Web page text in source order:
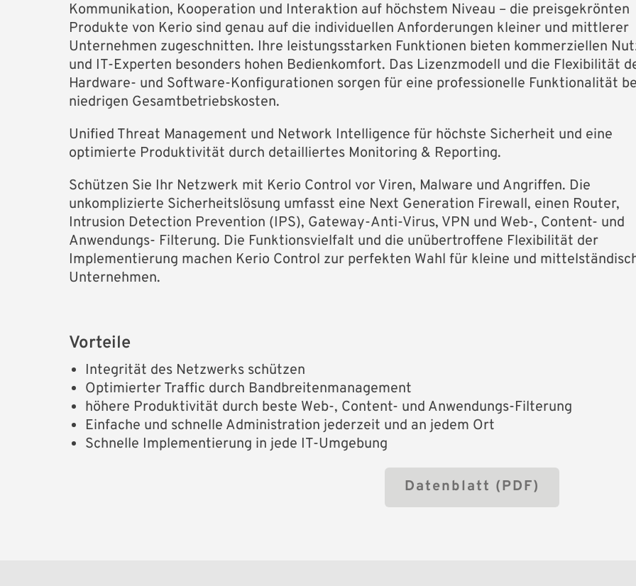
Kommunikation, Kooperation und Interaktion auf höchstem Niveau – die preisgekrönten
Produkte von Kerio sind genau auf die individuellen Anforderungen kleiner und mittlerer
Unternehmen zugeschnitten. Ihre leistungsstarken Funktionen bieten kommerziellen
und IT-Experten besonders hohen Bedienkomfort. Das Lizenzmodell und die Flexibilität
Hardware- und Software-Konfigurationen sorgen für eine professionelle Funktionalität
niedrigen Gesamtbetriebskosten.
Unified Threat Management und Network Intelligence für höchste Sicherheit und eine
optimierte Produktivität durch detailliertes Monitoring & Reporting.
Schützen Sie Ihr Netzwerk mit Kerio Control vor Viren, Malware und Angriffen. Die
unkomplizierte Sicherheitslösung umfasst eine Next Generation Firewall, einen Router,
Intrusion Detection Prevention (IPS), Gateway-Anti-Virus, VPN und Web-, Content- und
Anwendungs- Filterung. Die Funktionsvielfalt und die unübertroffene Flexibilität der
Implementierung machen Kerio Control zur perfekten Wahl für kleine und
Unternehmen.
Vorteile
Integrität des Netzwerks schützen
Optimierter Traffic durch Bandbreitenmanagement
höhere Produktivität durch beste Web-, Content- und Anwendungs-Filterung
Einfache und schnelle Administration jederzeit und an jedem Ort
Schnelle Implementierung in jede IT-Umgebung
Datenblatt (PDF)